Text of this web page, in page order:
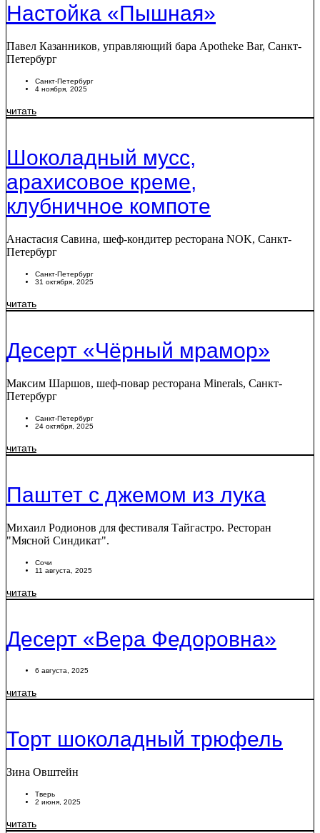
Настойка «Пышная»
Павел Казанников, управляющий бара Apotheke Bar, Санкт-
Петербург
Санкт-Петербург
4 ноября, 2025
читать
Шоколадный мусс,
арахисовое креме,
клубничное компоте
Анастасия Савина, шеф-кондитер ресторана NOK, Санкт-
Петербург
Санкт-Петербург
31 октября, 2025
читать
Десерт «Чёрный мрамор»
Максим Шаршов, шеф-повар ресторана Minerals, Санкт-
Петербург
Санкт-Петербург
24 октября, 2025
читать
Паштет с джемом из лука
Михаил Родионов для фестиваля Тайгастро. Ресторан
"Мясной Синдикат".
Сочи
11 августа, 2025
читать
Десерт «Вера Федоровна»
6 августа, 2025
читать
Торт шоколадный трюфель
Зина Овштейн
Тверь
2 июня, 2025
читать